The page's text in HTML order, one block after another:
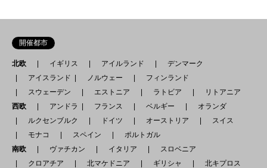
開催都市
北欧 イギリス アイルランド
デンマーク
アイスランド
ノルウェー
フィンランド
スウェーデン
エストニア ラトビア
リトアニア
西欧
アンドラ フランス ベルギー
オランダ
ルクセンブルク
ドイツ オーストリア
スイス
モナコ
スペイン
ポルトガル
南欧
ヴァチカン イタリア
スロベニア
クロアチア
北マケドニア ギリシャ
北キプロス